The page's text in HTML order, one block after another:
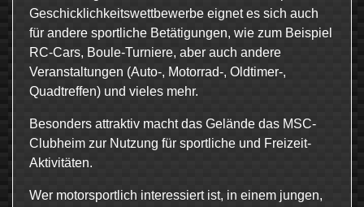
Geschicklichkeitswettbewerbe eignet es sich auch
für andere sportliche Betätigungen, wie zum Beispiel
RC-Cars, Boule-Turniere, aber auch andere
Veranstaltungen (Auto-, Motorrad-, Oldtimer-,
Quadtreffen) und vieles mehr.
Besonders attraktiv macht das Gelände das MSC-
Clubheim zur Nutzung für sportliche und Freizeit-
Aktivitäten.
Wer motorsportlich interessiert ist, in einem jungen,